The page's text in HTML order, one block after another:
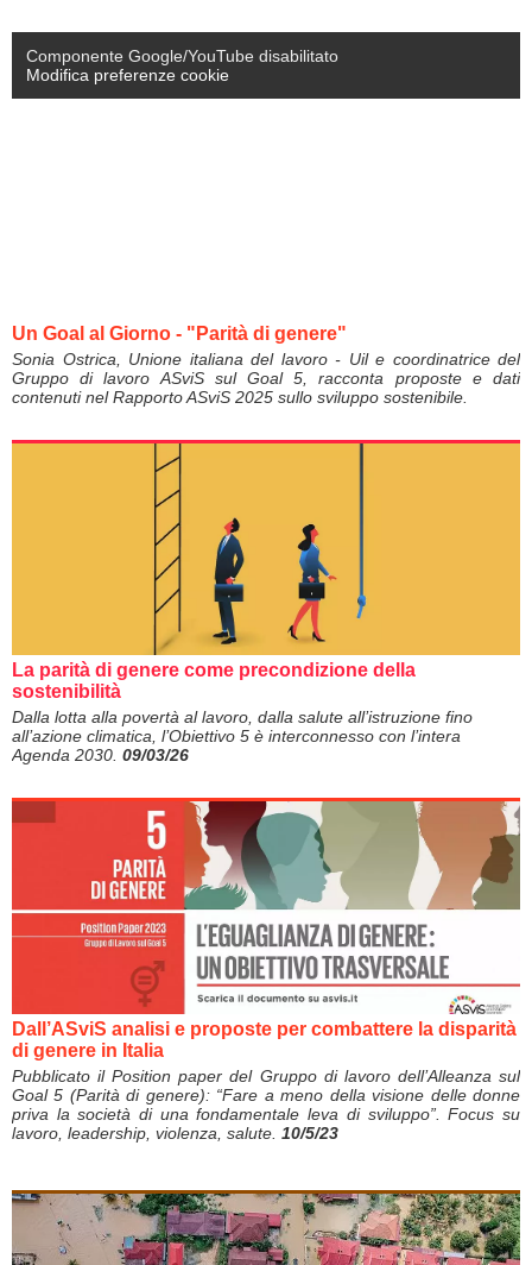
Componente Google/YouTube disabilitato
Modifica preferenze cookie
Un Goal al Giorno - "Parità di genere"
Sonia Ostrica, Unione italiana del lavoro - Uil e coordinatrice del
Gruppo di lavoro ASviS sul Goal 5, racconta proposte e dati
contenuti nel Rapporto ASviS 2025 sullo sviluppo sostenibile.
La parità di genere come precondizione della
sostenibilità
Dalla lotta alla povertà al lavoro, dalla salute all’istruzione fino
all’azione climatica, l’Obiettivo 5 è interconnesso con l’intera
Agenda 2030. 09/03/26
Dall’ASviS analisi e proposte per combattere la disparità
di genere in Italia
Pubblicato il Position paper del Gruppo di lavoro dell’Alleanza sul
Goal 5 (Parità di genere): “Fare a meno della visione delle donne
priva la società di una fondamentale leva di sviluppo”. Focus su
lavoro, leadership, violenza, salute. 10/5/23